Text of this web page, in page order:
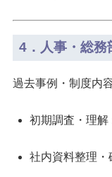
4．人事・総務
過去事例・制度内
初期調査・理解
社内資料整理・